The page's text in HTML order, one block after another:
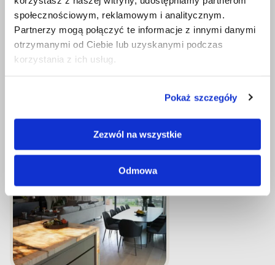
społecznościowym, reklamowym i analitycznym.
Partnerzy mogą połączyć te informacje z innymi danymi
otrzymanymi od Ciebie lub uzyskanymi podczas
korzystania z ich usług.
Pokaż szczegóły
Zezwól na wszystkie
Odmowa